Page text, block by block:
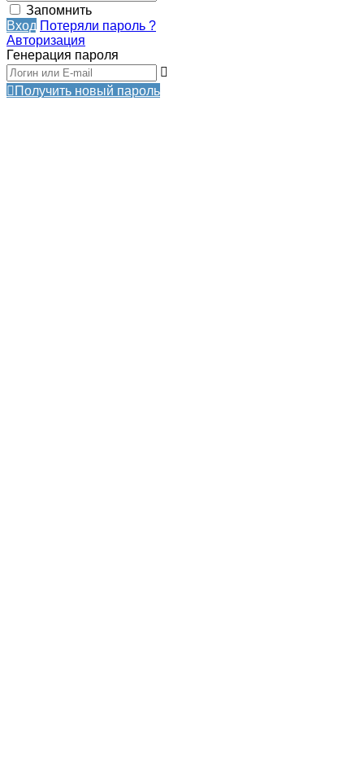
Запомнить
Вход Потеряли пароль ?
Авторизация
Генерация пароля
Получить новый пароль